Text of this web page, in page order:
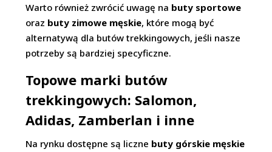
Warto również zwrócić uwagę na buty sportowe
oraz buty zimowe męskie, które mogą być
alternatywą dla butów trekkingowych, jeśli nasze
potrzeby są bardziej specyficzne.
Topowe marki butów
trekkingowych: Salomon,
Adidas, Zamberlan i inne
Na rynku dostępne są liczne buty górskie męskie